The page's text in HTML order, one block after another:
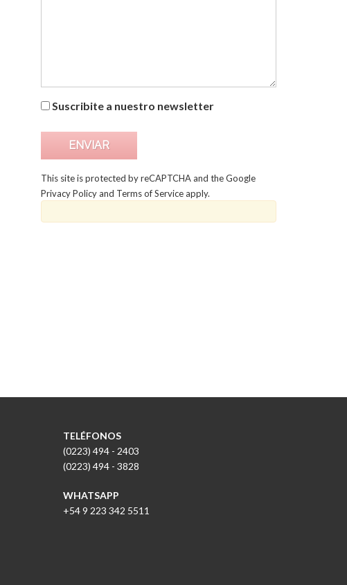
Suscribite a nuestro newsletter
This site is protected by reCAPTCHA and the Google
Privacy Policyand Terms of Serviceapply.
TELÉFONOS
(0223) 494 - 2403
(0223) 494 - 3828
WHATSAPP
+54 9 223 342 5511